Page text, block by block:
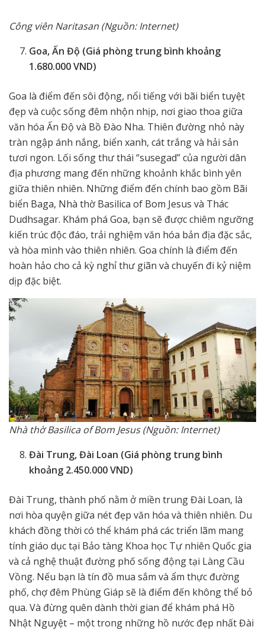
Công viên Naritasan (Nguồn: Internet)
Goa, Ấn Độ (Giá phòng trung bình khoảng
1.680.000 VND)
Goa là điểm đến sôi động, nổi tiếng với bãi biển tuyệt
đẹp và cuộc sống đêm nhộn nhịp, nơi giao thoa giữa
văn hóa Ấn Độ và Bồ Đào Nha. Thiên đường nhỏ này
tràn ngập ánh nắng, biển xanh, cát trắng và hải sản
tươi ngon. Lối sống thư thái “susegad” của người dân
địa phương mang đến những khoảnh khắc bình yên
giữa thiên nhiên. Những điểm đến chính bao gồm Bãi
biển Baga, Nhà thờ Basilica of Bom Jesus và Thác
Dudhsagar. Khám phá Goa, bạn sẽ được chiêm ngưỡng
kiến trúc độc đáo, trải nghiệm văn hóa bản địa đặc sắc,
và hòa mình vào thiên nhiên. Goa chính là điểm đến
hoàn hảo cho cả kỳ nghỉ thư giãn và chuyến đi kỷ niệm
dịp đặc biệt.
Nhà thờ Basilica of Bom Jesus (Nguồn: Internet)
Đài Trung, Đài Loan (Giá phòng trung bình
khoảng 2.450.000 VND)
Đài Trung, thành phố nằm ở miền trung Đài Loan, là
nơi hòa quyện giữa nét đẹp văn hóa và thiên nhiên. Du
khách đồng thời có thể khám phá các triển lãm mang
tính giáo dục tại Bảo tàng Khoa học Tự nhiên Quốc gia
và cả nghệ thuật đường phố sống động tại Làng Cầu
Vồng. Nếu bạn là tín đồ mua sắm và ẩm thực đường
phố, chợ đêm Phùng Giáp sẽ là điểm đến không thể bỏ
qua. Và đừng quên dành thời gian để khám phá Hồ
Nhật Nguyệt – một trong những hồ nước đẹp nhất Đài